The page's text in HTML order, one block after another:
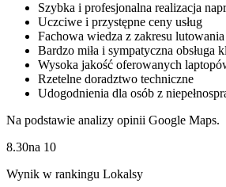
Szybka i profesjonalna realizacja
Uczciwe i przystępne ceny usług
Fachowa wiedza z zakresu
Bardzo miła i sympatyczna obsługa
Wysoka jakość oferowanych
Rzetelne doradztwo techniczne
Udogodnienia dla osób z
Na podstawie analizy opinii Google Maps.
8.30na 10
Wynik w rankingu Lokalsy